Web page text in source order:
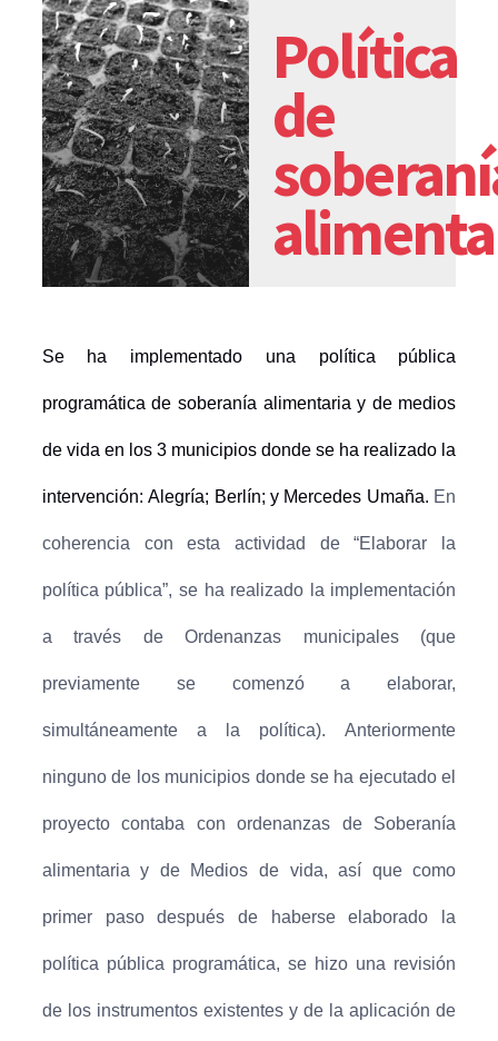
Política
de
Se ha implementado una política pública
programática de soberanía alimentaria y de medios
de vida en los 3 municipios donde se ha realizado la
intervención:Alegría; Berlín; y Mercedes Umaña. En
coherencia con esta actividad de “Elaborar la
política pública”, se ha realizado la implementación
a través de Ordenanzas municipales (que
previamente se comenzó a elaborar,
simultáneamente a la política).Anteriormente
ninguno de los municipios donde se ha ejecutado el
proyecto contaba con ordenanzas de Soberanía
alimentaria y de Medios de vida, así que como
primer paso después de haberse elaborado la
política pública programática, se hizo una revisión
de los instrumentos existentes y de la aplicación de